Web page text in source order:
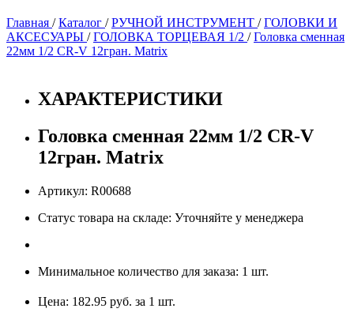
Главная /Каталог /РУЧНОЙ ИНСТРУМЕНТ /ГОЛОВКИ И
АКСЕСУАРЫ /ГОЛОВКА ТОРЦЕВАЯ 1/2 /Головка сменная
22мм 1/2 CR-V 12гран. Matrix
ХАРАКТЕРИСТИКИ
Головка сменная 22мм 1/2 CR-V
12гран. Matrix
Артикул: R00688
Статус товара на складе: Уточняйте у менеджера
Минимальное количество для заказа: 1 шт.
Цена: 182.95 руб. за 1 шт.